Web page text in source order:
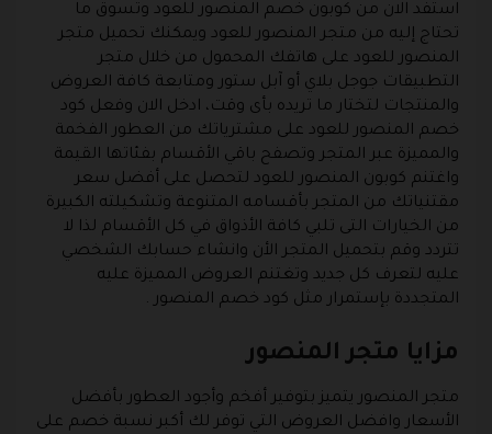
استفد الان من كوبون خصم المنصور للعود وتسوق ما
تحتاج إليه من متجر المنصور للعود ويمكنك تحميل متجر
المنصور للعود على هاتفك المحمول من خلال متجر
التطبيقات جوجل بلاي أو آبل ستور ومتابعة كافة العروض
والمنتجات لتختار ما تريده بأى وقت، ادخل الان وفعل كود
خصم المنصور للعود على مشترياتك من العطور الفخمة
والمميزة عبر المتجر وتصفح باقي الأقسام بفئاتها القيمة
واغتنم كوبون المنصور للعود لتحصل على أفضل سعر
مقتنياتك من المتجر بأقسامه المتنوعة وتشكيلته الكبيرة
من الخيارات التى تلبي كافة الأذواق في كل الأقسام لذا لا
تتردد وقم بتحميل المتجر الأن وانشاء حسابك الشخصي
عليه لتعرف كل جديد وتغتنم العروض المميزة عليه
المتجددة بإستمرار مثل كود خصم المنصور .
مزايا متجر المنصور
متجر المنصور يتميز بتوفير أفخم وأجود العطور بأفضل
الأسعار وافضل العروض التي توفر لك أكبر نسبة خصم على